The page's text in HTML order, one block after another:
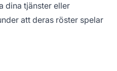
dina tjänster eller
att deras röster spelar